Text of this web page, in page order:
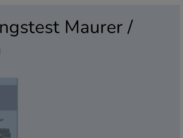
Maurer /